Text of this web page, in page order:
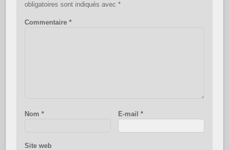
obligatoires sont indiqués avec *
Commentaire *
Nom * E-mail*
Site web